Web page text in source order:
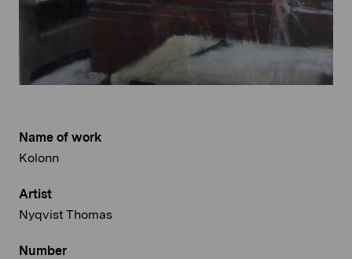
Name of work
Kolonn
Artist
Nyqvist Thomas
Number